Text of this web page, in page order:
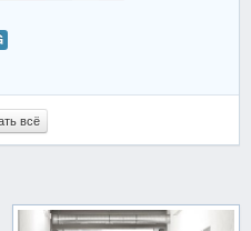
всё